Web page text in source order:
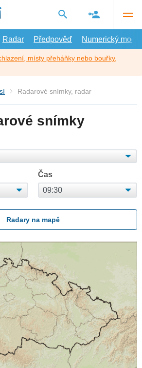
Radar Předpověď Numerický model
místy přeháňky nebo bouřky,
Radarové snímky, radar
snímky
Čas
Radary na mapě